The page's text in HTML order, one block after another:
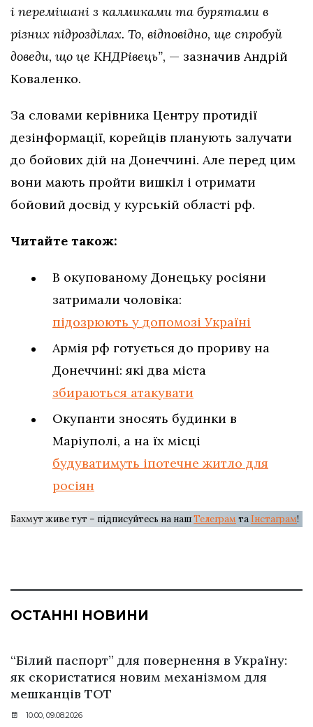
і перемішані з калмиками та бурятами в
різних підрозділах. То, відповідно, ще спробуй
доведи, що це КНДРівець”, — зазначив Андрій
Коваленко.
За словами керівника Центру протидії
дезінформації, корейців планують залучати
до бойових дій на Донеччині. Але перед цим
вони мають пройти вишкіл і отримати
бойовий досвід у курській області рф.
Читайте також:
В окупованому Донецьку росіяни
затримали чоловіка:
підозрюють у допомозі Україні
Армія рф готується до прориву на
Донеччині: які два міста
збираються атакувати
Окупанти зносять будинки в
Маріуполі, а на їх місці
будуватимуть іпотечне житло для
росіян
Бахмут живе тут – підписуйтесь на нашТелеграм та Інстаграм!
ОСТАННІ НОВИНИ
“Білий паспорт” для повернення в Україну:
як скористатися новим механізмом для
мешканців ТОТ
10:00, 09.08.2026